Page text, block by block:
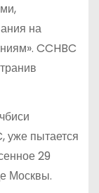
на
CCHBC
уже пытается
29
Москвы.